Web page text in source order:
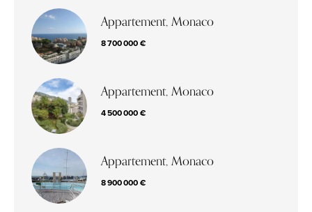
Appartement, Monaco
8 700 000 €
Appartement, Monaco
4 500 000 €
Appartement, Monaco
8 900 000 €